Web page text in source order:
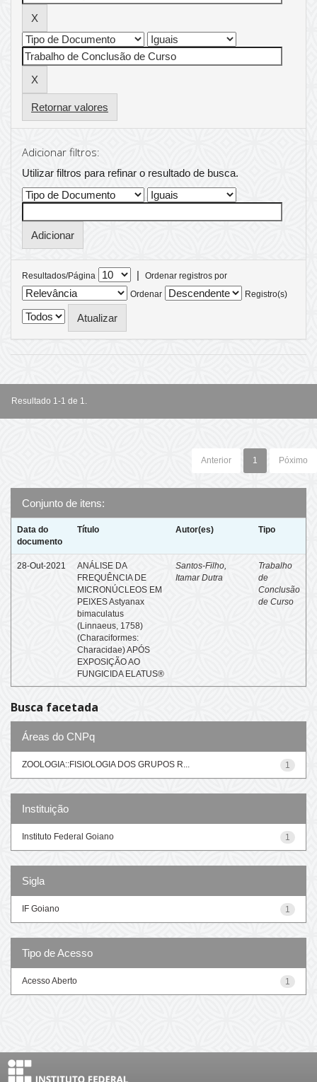
Retornar valores
Adicionar filtros:
Utilizar filtros para refinar o resultado de busca.
Resultados/Página |
Ordenar registros por
Ordenar
Registro(s)
Resultado 1-1 de 1.
Anterior 1 Póximo
Conjunto de itens:
Data do
documento
Título Autor(es) Tipo
28-Out-2021
ANÁLISE DA
FREQUÊNCIA DE
MICRONÚCLEOS EM
PEIXES Astyanax
bimaculatus
(Linnaeus, 1758)
(Characiformes:
Characidae) APÓS
EXPOSIÇÃO AO
FUNGICIDA ELATUS®
Santos-Filho,
Itamar Dutra
Trabalho
de
Conclusão
de Curso
Busca facetada
Áreas do CNPq
1
ZOOLOGIA::FISIOLOGIA DOS GRUPOS R...
Instituição
1
Instituto Federal Goiano
Sigla
1
IF Goiano
Tipo de Acesso
1
Acesso Aberto